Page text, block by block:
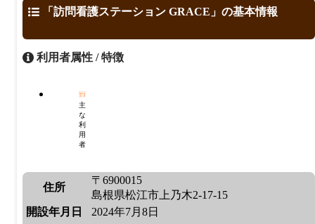
「訪問看護ステーション GRACE」の基本情報
利用者属性 / 特徴
主
な
利
用
者
住所
〒6900015
島根県松江市上乃木2-17-15
開設年月日
2024年7月8日